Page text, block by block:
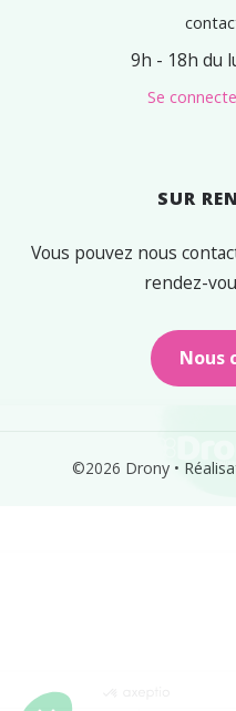
9h - 18h du
Se
SUR
Vous pouvez nous
rendez-
Nous
©2026 Drony •